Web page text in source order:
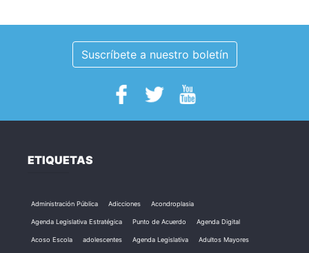
Suscríbete a nuestro boletín
ETIQUETAS
Administración Pública Adicciones Acondroplasia
Agenda Legislativa Estratégica Punto de Acuerdo Agenda Digital
Acoso Escola adolescentes Agenda Legislativa Adultos Mayores